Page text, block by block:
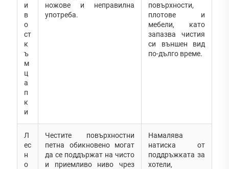
и
в
о
ст
к
ъ
м
ц
а
п
к
и
ножове и неправилна
употреба.
повърхности,
плотове и
мебели, като
запазва чистия
си външен вид
по-дълго време.
Л
ес
н
о
Честите повърхностни
петна обикновено могат
да се поддържат на чисто
и приемливо ниво чрез
Намалява
натиска от
поддръжката за
хотели,